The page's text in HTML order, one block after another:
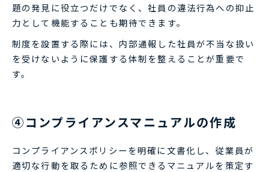
題の発見に役立つだけでなく、社員の違法行為への抑止
力として機能することも期待できます。
制度を設置する際には、内部通報した社員が不当な扱い
を受けないように保護する体制を整えることが重要で
す。
④コンプライアンスマニュアルの作成
コンプライアンスポリシーを明確に文書化し、従業員が
適切な行動を取るために参照できるマニュアルを策定す